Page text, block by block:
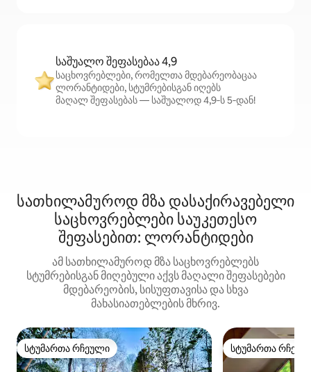
საშუალო შეფასებაა 4,9
საცხოვრებლები, რომელთა მდებარეობაცაა
ლორანტიდები, სტუმრებისგან იღებს
მაღალ შეფასებას — საშუალოდ 4,9‑ს 5‑დან!
სათხილამუროდ მზა დასაქირავებელი
საცხოვრებლები საუკეთესო
შეფასებით: ლორანტიდები
ამ სათხილამუროდ მზა საცხოვრებლებს
სტუმრებისგან მიღებული აქვს მაღალი შეფასებები
მდებარეობის, სისუფთავისა და სხვა
მახასიათებლების მხრივ.
სტუმართა რჩეული
სტუმართა რჩეული სტუმართა
სტუმართა